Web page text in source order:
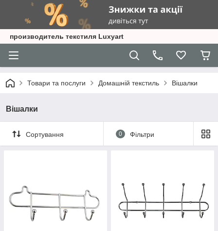
производитель текстиля Luxyart
Товари та послуги Домашній текстиль Вішалки
Вішалки
Сортування 0 Фільтри